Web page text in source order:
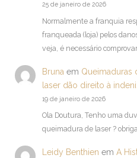
25 de janeiro de 2026
Normalmente a franquia
franqueada (loja) pelos
veja, é necessário
Bruna em Queimaduras
laser dão direito à
19 de janeiro de 2026
Ola Doutura, Tenho uma
queimadura de laser ?
Leidy Benthien em A